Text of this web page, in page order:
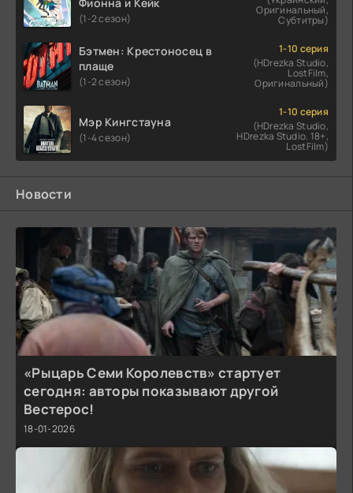
Фионна и Кейк
(1-2 сезон)
Оригинальный,
Субтитры)
Бэтмен: Крестоносец в
плаще
(1-2 сезон)
1-10 серия
(HDrezka Studio,
LostFilm,
Оригинальный)
Мэр Кингстауна
(1-4 сезон)
1-10 серия
(HDrezka Studio,
HDrezka Studio. 18+,
LostFilm)
Новости
«Рыцарь Семи Королевств» стартует
сегодня: авторы показывают другой
Вестерос!
18-01-2026